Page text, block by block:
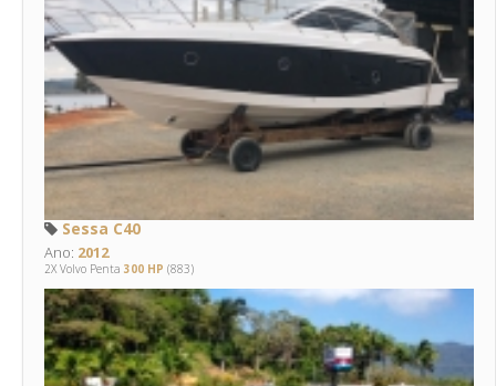
Sessa C40
Ano: 2012
2X Volvo Penta 300 HP (883)